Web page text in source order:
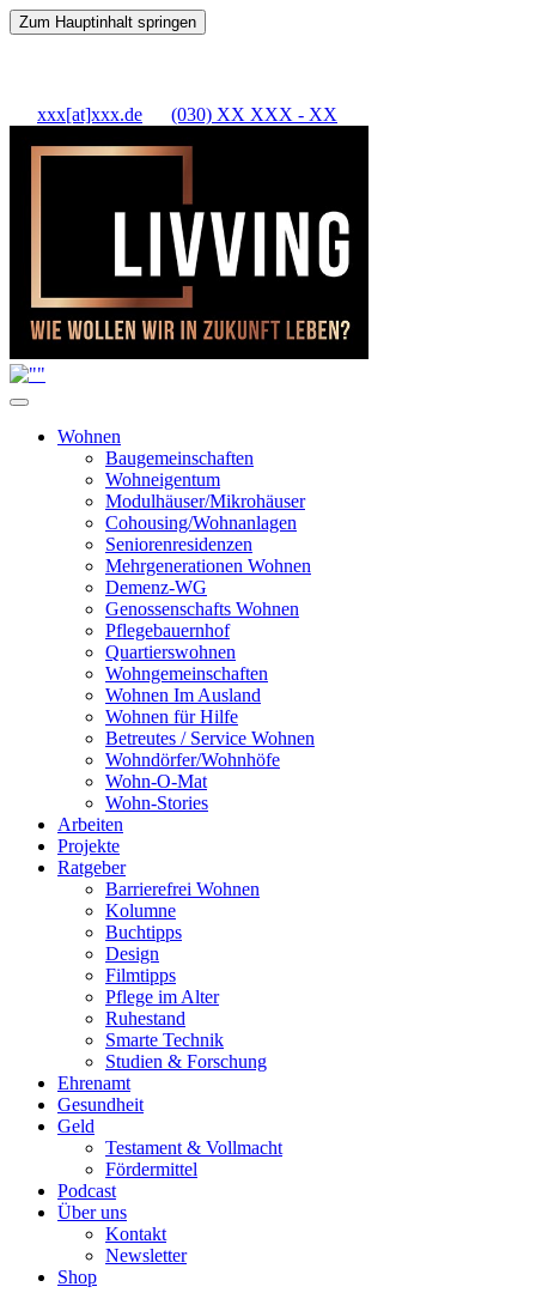
Zum Hauptinhalt springen
xxx[at]xxx.de (030) XX XXX - XX
Wohnen
Baugemeinschaften
Wohneigentum
Modulhäuser/Mikrohäuser
Cohousing/Wohnanlagen
Seniorenresidenzen
Mehrgenerationen Wohnen
Demenz-WG
Genossenschafts Wohnen
Pflegebauernhof
Quartierswohnen
Wohngemeinschaften
Wohnen Im Ausland
Wohnen für Hilfe
Betreutes / Service Wohnen
Wohndörfer/Wohnhöfe
Wohn-O-Mat
Wohn-Stories
Arbeiten
Projekte
Ratgeber
Barrierefrei Wohnen
Kolumne
Buchtipps
Design
Filmtipps
Pflege im Alter
Ruhestand
Smarte Technik
Studien & Forschung
Ehrenamt
Gesundheit
Geld
Testament & Vollmacht
Fördermittel
Podcast
Über uns
Kontakt
Newsletter
Shop